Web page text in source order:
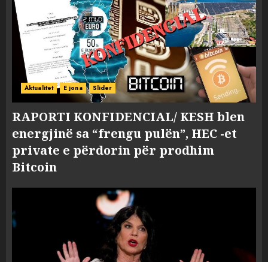
Aktualitet E jona Slider
RAPORTI KONFIDENCIAL/ KESH blen
energjinë sa “frengu pulën”, HEC -et
private e përdorin për prodhim
Bitcoin